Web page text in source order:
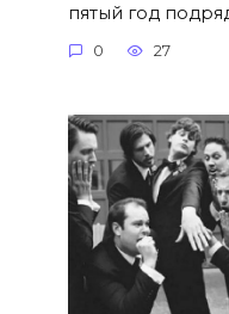
пятый год
0 27